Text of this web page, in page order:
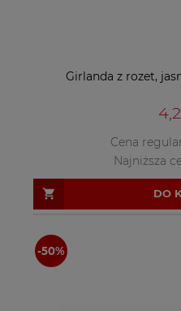
Girlanda z rozet,
Cena
Najniższa
DO